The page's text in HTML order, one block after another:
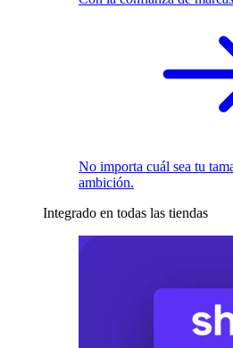
No importa cuál sea tu
ambición.
Integrado en todas las tiendas